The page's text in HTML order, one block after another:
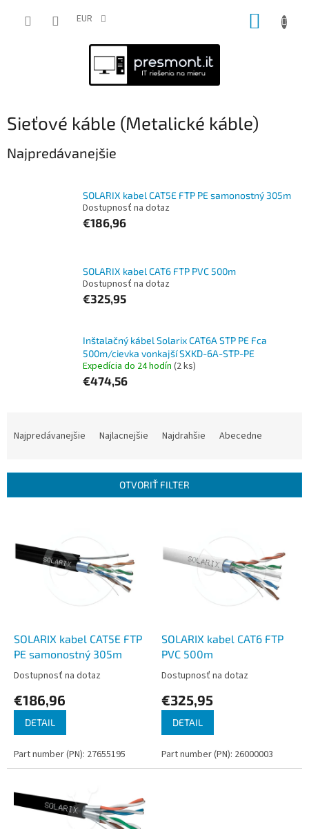
EUR
Sieťové káble (Metalické káble)
Najpredávanejšie
SOLARIX kabel CAT5E FTP PE samonostný 305m
Dostupnosť na dotaz
€186,96
SOLARIX kabel CAT6 FTP PVC 500m
Dostupnosť na dotaz
€325,95
Inštalačný kábel Solarix CAT6A STP PE Fca
500m/cievka vonkajší SXKD-6A-STP-PE
Expedícia do 24 hodín (2 ks)
€474,56
i
Najpredávanejšie Najlacnejšie Najdrahšie Abecedne
OTVORIŤ FILTER
SOLARIX kabel CAT5E FTP
PE samonostný 305m
Dostupnosť na dotaz
€186,96
DETAIL
Part number (PN): 27655195
SOLARIX kabel CAT6 FTP
PVC 500m
Dostupnosť na dotaz
€325,95
DETAIL
Part number (PN): 26000003